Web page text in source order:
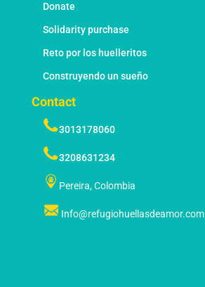
Donate
Solidarity purchase
Reto por los huelleritos
Construyendo un sueño
Contact
3013178060
3208631234
Pereira, Colombia
Info@refugiohuellasdeamor.com